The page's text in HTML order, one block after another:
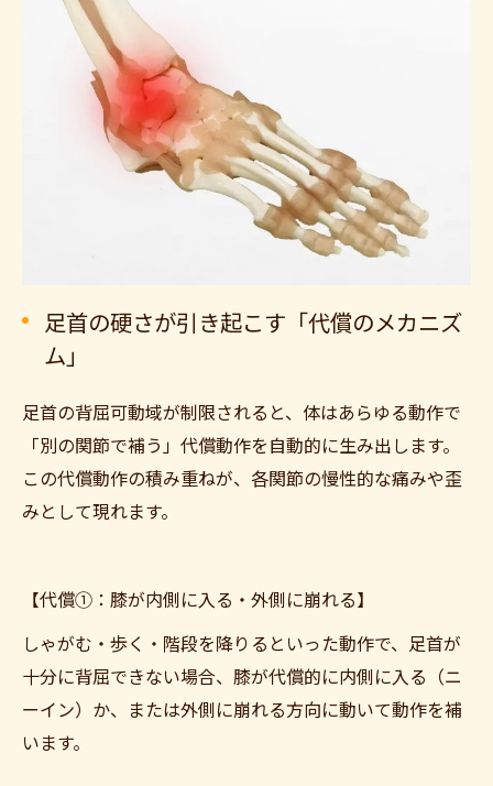
足首の硬さが引き起こす「代償のメカニズ
ム」
足首の背屈可動域が制限されると、体はあらゆる動作で
「別の関節で補う」代償動作を自動的に生み出します。
この代償動作の積み重ねが、各関節の慢性的な痛みや歪
みとして現れます。
【代償①：膝が内側に入る・外側に崩れる】
しゃがむ・歩く・階段を降りるといった動作で、足首が
十分に背屈できない場合、膝が代償的に内側に入る（ニ
ーイン）か、または外側に崩れる方向に動いて動作を補
います。